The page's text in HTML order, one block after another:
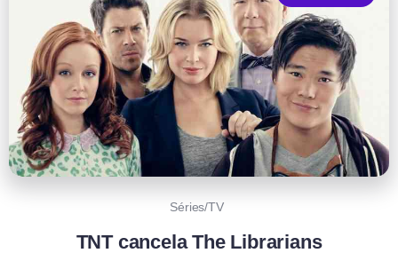
Séries/TV
TNT cancela The Librarians